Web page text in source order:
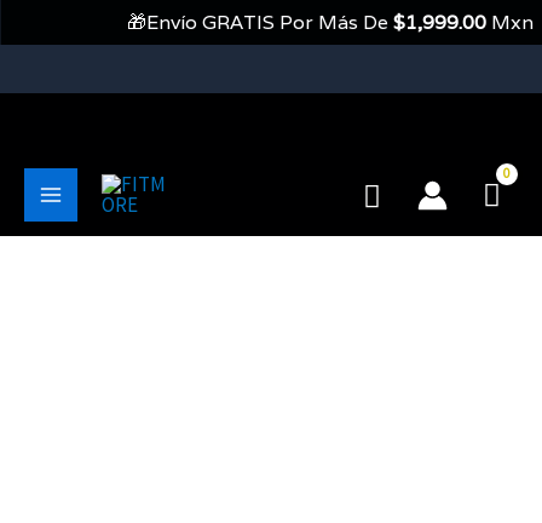
Contenido
Main
Buscar
🎁Envío GRATIS Por Más De $1,999.00Mxn